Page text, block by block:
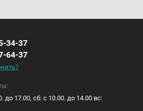
34-37
64-37
до 17.00, сб: с 10.00. до 14.00 вс: